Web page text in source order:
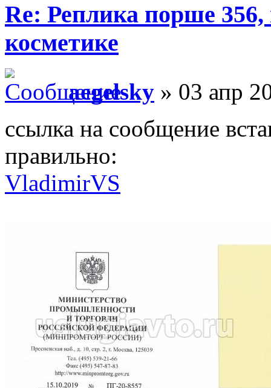
Re: Реплика порше 356,
косметике
aegelsky » 03 апр
ссылка на сообщение
правильно:
VladimirVS